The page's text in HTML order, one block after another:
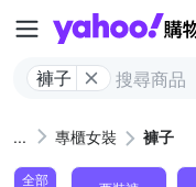
褲子
專櫃女裝 褲子
全部